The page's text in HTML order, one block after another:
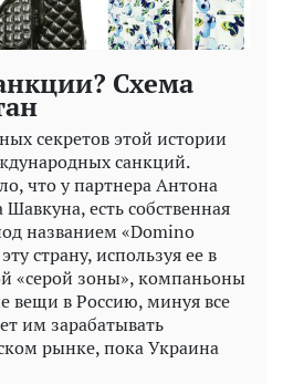
Схема
секретов этой истории
санкций.
что у партнера Антона
есть собственная
названием «Domino
страну, используя ее в
«серой зоны», компаньоны
вещи в Россию, минуя все
им зарабатывать
рынке, пока Украина